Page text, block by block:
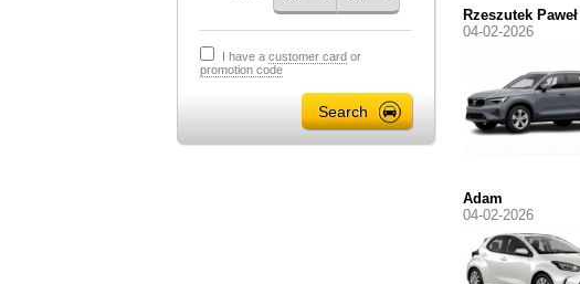
I have a customer card or
promotion code
Rzeszutek Paweł
04-02-2026
Adam
04-02-2026